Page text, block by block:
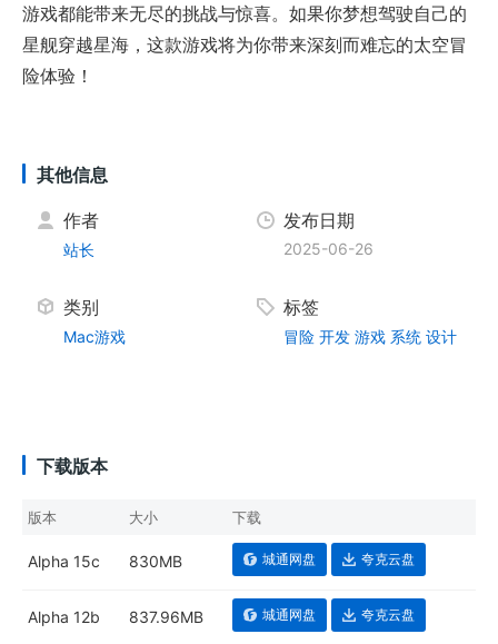
游戏都能带来无尽的挑战与惊喜。如果你梦想驾驶自己的
星舰穿越星海，这款游戏将为你带来深刻而难忘的太空冒
险体验！
其他信息
作者
站长
发布日期
2025-06-26
类别
Mac游戏
标签
冒险 开发 游戏 系统 设计
下载版本
版本 大小 下载
Alpha 15c 830MB 城通网盘 夸克云盘
Alpha 12b 837.96MB 城通网盘 夸克云盘